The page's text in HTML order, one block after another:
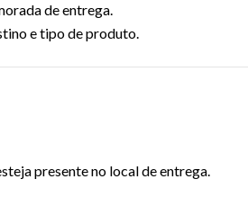
de entrega.
e tipo de produto.
presente no local de entrega.